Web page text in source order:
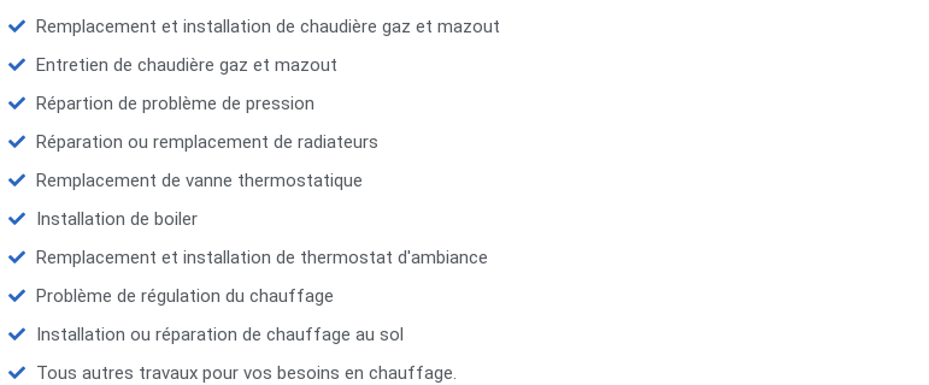
Remplacement et installation de chaudière gaz et mazout
Entretien de chaudière gaz et mazout
Répartion de problème de pression
Réparation ou remplacement de radiateurs
Remplacement de vanne thermostatique
Installation de boiler
Remplacement et installation de thermostat d'ambiance
Problème de régulation du chauffage
Installation ou réparation de chauffage au sol
Tous autres travaux pour vos besoins en chauffage.